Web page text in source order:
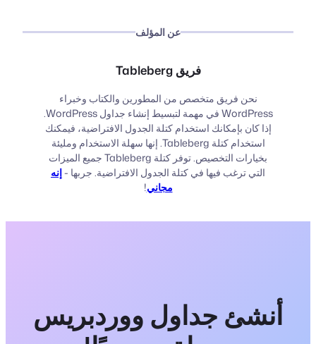
عن المؤلف
فريق Tableberg
نحن فريق متخصص من المطورين والكتاب وخبراء
WordPress في مهمة لتبسيط إنشاء جداول WordPress.
إذا كان بإمكانك استخدام كتلة الجدول الافتراضية، فيمكنك
استخدام كتلة Tableberg. إنها سهلة الاستخدام ومليئة
بخيارات التخصيص. توفر كتلة Tableberg جميع الميزات
التي ترغب فيها في كتلة الجدول الافتراضية. جربها -إنه
مجاني!
أنشئ جداول ووردبريس